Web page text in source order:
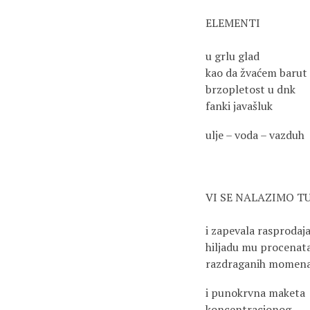
ELEMENTI
u grlu glad
kao da žvaćem barut
brzopletost u dnk
fanki javašluk
ulje – voda – vazduh
VI SE NALAZIMO
i zapevala rasprodaja
hiljadu mu
razdraganih
i punokrvna maketa